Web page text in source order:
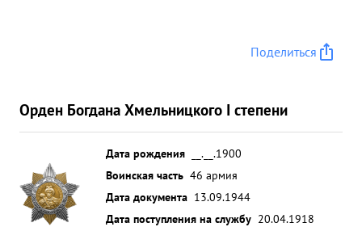
Поделиться
Орден Богдана Хмельницкого I степени
Дата рождения
__.__.1900
Воинская часть 46 армия
Дата документа 13.09.1944
Дата поступления на службу 20.04.1918